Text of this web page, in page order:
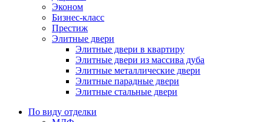
Эконом
Бизнес-класс
Престиж
Элитные двери
Элитные двери в квартиру
Элитные двери из массива дуба
Элитные металлические двери
Элитные парадные двери
Элитные стальные двери
По виду отделки